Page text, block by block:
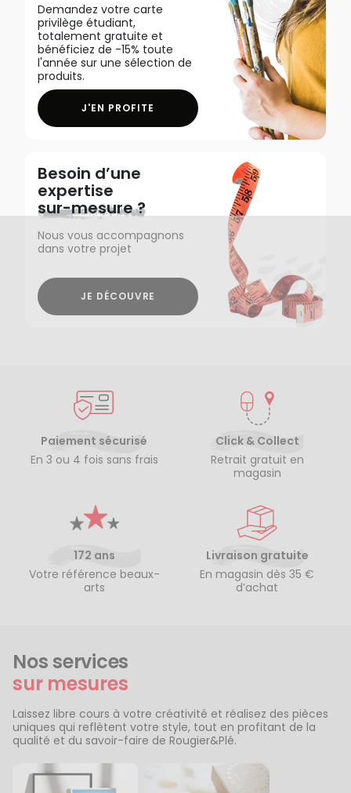
Demandez votre carte
privilège étudiant,
totalement gratuite et
bénéficiez de -15% toute
l'année sur une sélection de
produits.
J'EN PROFITE
Besoin d’une
expertise
sur-mesure ?
Nous vous accompagnons
dans votre projet
JE DÉCOUVRE
Paiement sécurisé
En 3 ou 4 fois sans frais
Click & Collect
Retrait gratuit en
magasin
172 ans
Votre référence beaux-
arts
Livraison gratuite
En magasin dès 35 €
d’achat
Nos services
sur mesures
Laissez libre cours à votre créativité et réalisez des pièces
uniques qui reflètent votre style, tout en profitant de la
qualité et du savoir-faire de Rougier&Plé.